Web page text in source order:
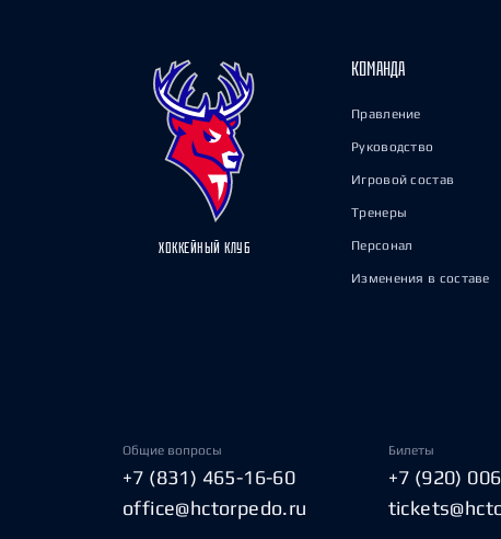
ХОККЕЙНЫЙ КЛУБ
КОМАНДА
Правление
Руководство
Игровой состав
Тренеры
Персонал
Изменения в составе
Общие вопросы
+7 (831) 465-16-60
office@hctorpedo.ru
Билеты
+7 (920)